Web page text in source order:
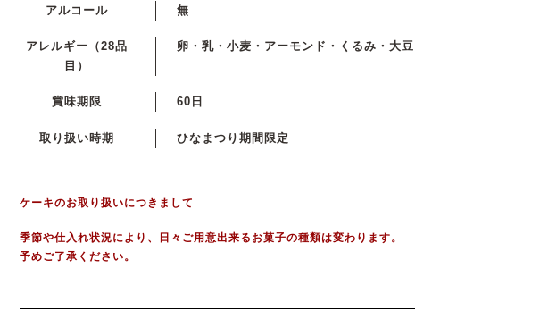
アルコール 無
アレルギー （28品
目）
卵・乳・小麦・アーモンド・くるみ・大豆
賞味期限 60日
取り扱い時期 ひなまつり期間限定
ケーキのお取り扱いにつきまして
季節や仕入れ状況により、日々ご用意出来るお菓子の種類は変わります。
予めご了承ください。